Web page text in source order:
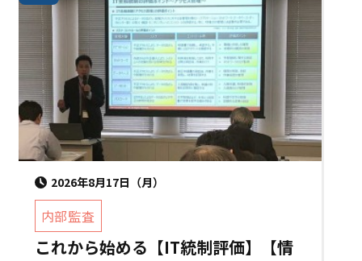
2026年8月17日（月）
内部監査
これから始める【IT統制評価】【情